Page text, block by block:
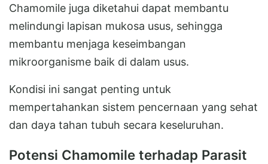
Chamomile juga diketahui dapat membantu
melindungi lapisan mukosa usus, sehingga
membantu menjaga keseimbangan
mikroorganisme baik di dalam usus.
Kondisi ini sangat penting untuk
mempertahankan sistem pencernaan yang sehat
dan daya tahan tubuh secara keseluruhan.
Potensi Chamomile terhadap Parasit